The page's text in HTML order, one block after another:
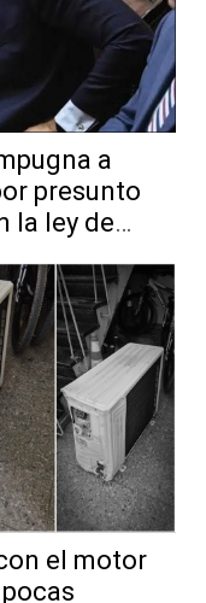
a
presunto
la ley de
el motor